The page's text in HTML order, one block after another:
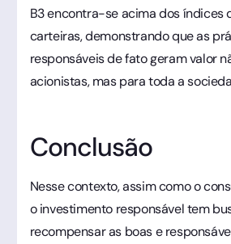
B3 encontra-se acima dos índices
carteiras, demonstrando que as
responsáveis de fato geram valor
acionistas, mas para toda a
Conclusão
Nesse contexto, assim como o
o investimento responsável tem
recompensar as boas e